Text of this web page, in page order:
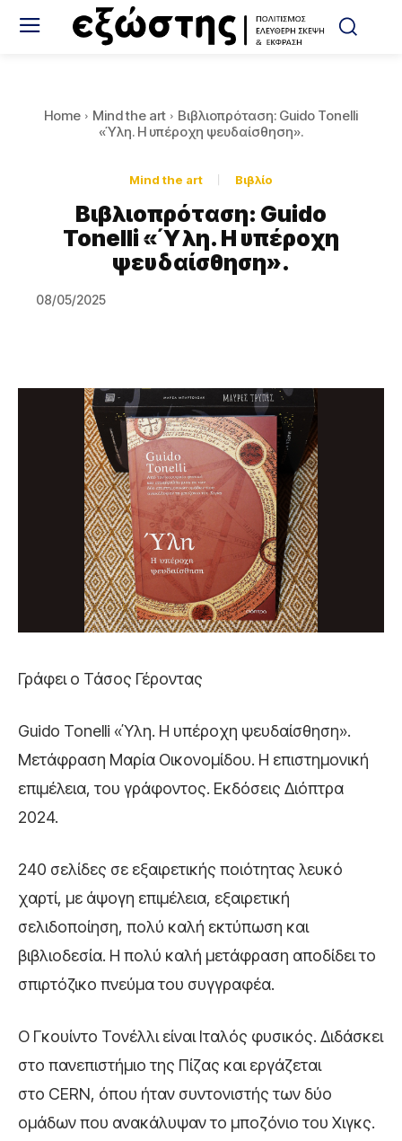
Home Mind the art
Βιβλιοπρόταση: Guido Tonelli
«Ύλη. Η υπέροχη ψευδαίσθηση».
Mind the art Βιβλίο
Βιβλιοπρόταση: Guido
Tonelli «Ύλη. Η υπέροχη
ψευδαίσθηση».
08/05/2025
Γράφει ο Τάσος Γέροντας
Guido Tonelli «Ύλη. Η υπέροχη ψευδαίσθηση».
Μετάφραση Μαρία Οικονομίδου. Η επιστημονική
επιμέλεια, του γράφοντος. Εκδόσεις Διόπτρα
2024.
240 σελίδες σε εξαιρετικής ποιότητας λευκό
χαρτί, με άψογη επιμέλεια, εξαιρετική
σελιδοποίηση, πολύ καλή εκτύπωση και
βιβλιοδεσία. Η πολύ καλή μετάφραση αποδίδει το
σπιρτόζικο πνεύμα του συγγραφέα.
Ο Γκουίντο Τονέλλι είναι Ιταλός φυσικός. Διδάσκει
στο πανεπιστήμιο της Πίζας και εργάζεται
στο CERN, όπου ήταν συντονιστής των δύο
ομάδων που ανακάλυψαν το μποζόνιο του Χιγκς.